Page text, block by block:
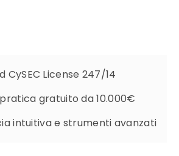
CySEC License 247/14
gratuito da 10.000€
intuitiva e strumenti avanzati